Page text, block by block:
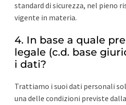
standard di sicurezza, nel pieno
vigente in materia.
4. In base a quale
legale (c.d. base
i dati?
Trattiamo i suoi dati personali
una delle condizioni previste